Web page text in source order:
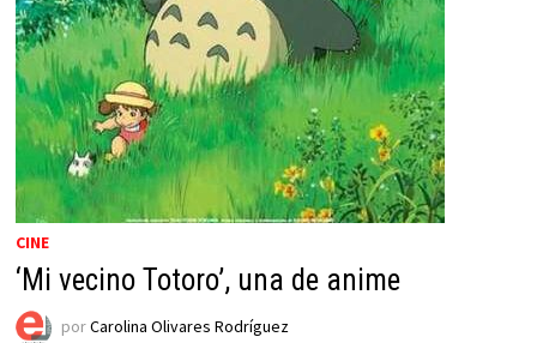
CINE
‘Mi vecino Totoro’, una de anime
porCarolina Olivares Rodríguez